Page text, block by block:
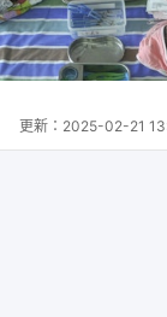
更新： 2025-02-21